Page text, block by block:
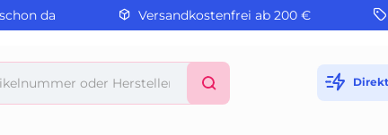
da Versandkostenfrei ab 200 €